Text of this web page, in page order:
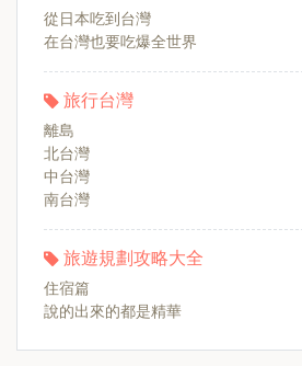
從日本吃到台灣
在台灣也要吃爆全世界
旅行台灣
離島
北台灣
中台灣
南台灣
旅遊規劃攻略大全
住宿篇
說的出來的都是精華